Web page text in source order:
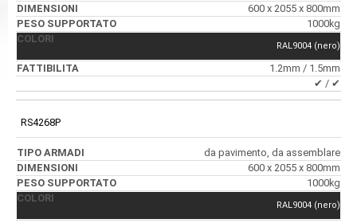
600 x 2055 x 800mm
1000kg
RAL9004 (nero)
1.2mm / 1.5mm
✔ / ✔
RS4268P
da pavimento, da assemblare
600 x 2055 x 800mm
1000kg
RAL9004 (nero)